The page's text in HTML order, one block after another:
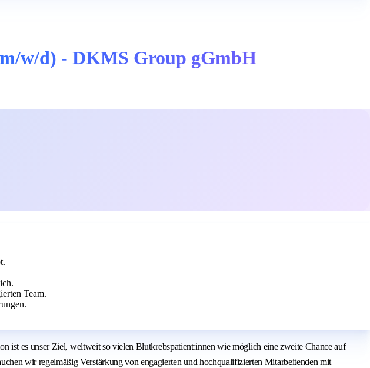
w/d) - DKMS Group gGmbH
Team.
ist es unser Ziel, weltweit so vielen Blutkrebspatient:innen wie möglich eine zweite Chance auf
wir regelmäßig Verstärkung von engagierten und hochqualifizierten Mitarbeitenden mit